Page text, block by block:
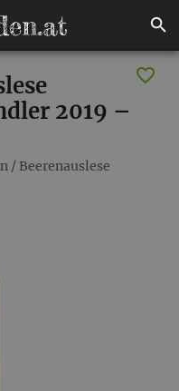
2019 –
/ Beerenauslese